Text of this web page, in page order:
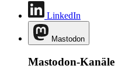
LinkedIn
Mastodon
Mastodon-Kanäle